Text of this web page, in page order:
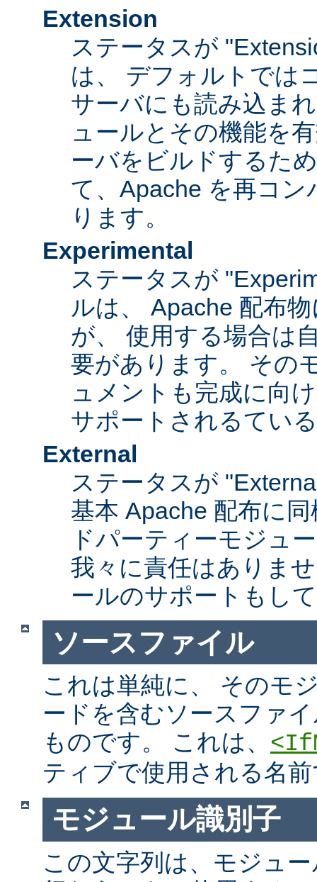
Extension
ステータスが
は、 デフォルトでは
サーバにも読み込ま
ュールとその機能を
ーバをビルドするた
て、Apache を再コ
ります。
Experimental
ステータスが
ルは、 Apache 配布
が、 使用する場合は
要があります。 その
ュメントも完成に向
サポートされるてい
External
ステータスが
基本 Apache 配布に
ドパーティーモジュ
我々に責任はありま
ールのサポートもし
ソースファイル
これは単純に、 そのモ
ードを含むソースファ
ものです。 これは、
ティブで使用される名
モジュール識別子
この文字列は、モジュ